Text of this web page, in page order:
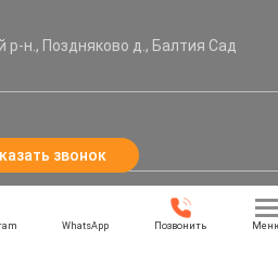
р-н., Поздняково д., Балтия Сад
звонок
WhatsApp Позвонить